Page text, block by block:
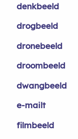
denkbeeld
drogbeeld
dronebeeld
droombeeld
dwangbeeld
e-mailt
filmbeeld